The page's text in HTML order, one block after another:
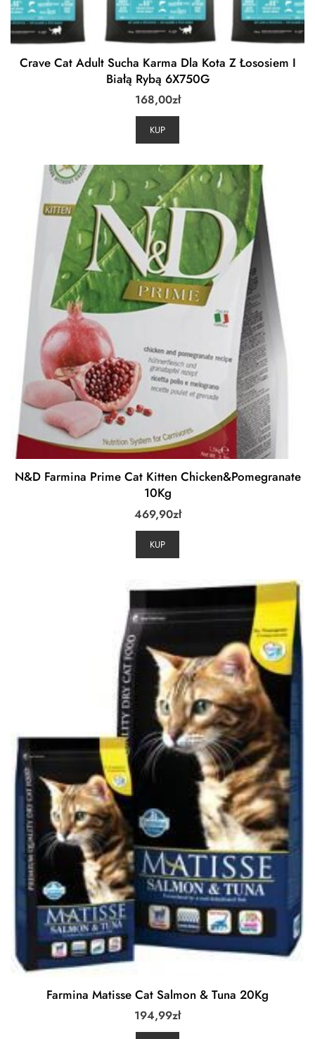
Crave Cat Adult Sucha Karma Dla Kota Z Łososiem I
Białą Rybą 6X750G
168,00zł
KUP
N&D Farmina Prime Cat Kitten Chicken&Pomegranate
10Kg
469,90zł
KUP
Farmina Matisse Cat Salmon & Tuna 20Kg
194,99zł